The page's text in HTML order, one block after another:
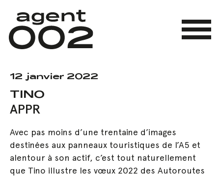
main
content
Menu
12 janvier 2022
TINO
APPR
Avec pas moins d’une trentaine d’images
destinées aux panneaux touristiques de l’A5 et
alentour à son actif, c’est tout naturellement
que Tino illustre les vœux 2022 des Autoroutes